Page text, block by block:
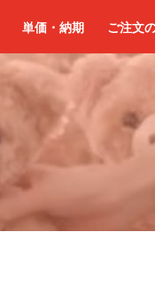
単価・納期 ご注文